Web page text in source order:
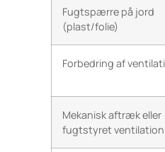
Fugtspærre på jord
(plast/folie)
Forbedring af
Mekanisk aftræk eller
fugtstyret ventilation